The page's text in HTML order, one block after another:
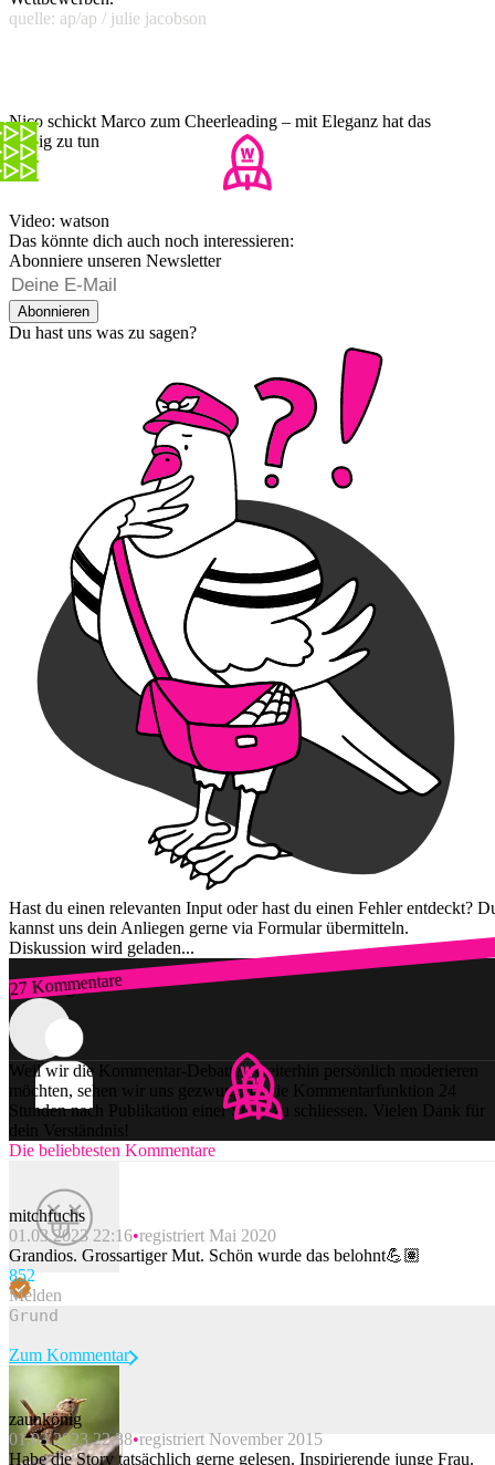
quelle: ap/ap / julie jacobson
Nico schickt Marco zum Cheerleading – mit Eleganz hat das
wenig zu tun
Video: watson
Das könnte dich auch noch interessieren:
Abonniere unseren Newsletter
Abonnieren
Du hast uns was zu sagen?
Hast du einen relevanten Input oder hast du einen Fehler entdeckt?
kannst uns dein Anliegen gerne via Formular übermitteln.
Diskussion wird geladen...
27 Kommentare
Zum Login
Weil wir die Kommentar-Debatten weiterhin persönlich moderieren
möchten, sehen wir uns gezwungen, die Kommentarfunktion 24
Stunden nach Publikation einer Story zu schliessen. Vielen Dank für
dein Verständnis!
Die beliebtesten Kommentare
mitchfuchs
01.03.2023 22:16 registriert Mai 2020
Grandios. Grossartiger Mut. Schön wurde das belohnt💪🏽
852
Melden
Beitrag melden
Zum Kommentar
zaunkönig
01.03.2023 22:38 registriert November 2015
Habe die Story tatsächlich gerne gelesen. Inspirierende junge Frau.